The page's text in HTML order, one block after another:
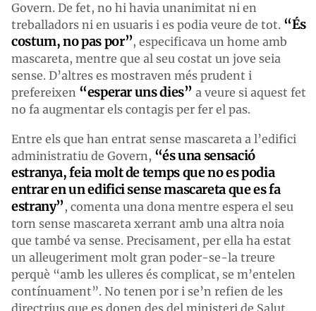
Govern. De fet, no hi havia unanimitat ni en
treballadors ni en usuaris i es podia veure de tot. “És
costum, no pas por”, especificava un home amb
mascareta, mentre que al seu costat un jove seia
sense. D’altres es mostraven més prudent i
prefereixen “esperar uns dies” a veure si aquest fet
no fa augmentar els contagis per fer el pas.
Entre els que han entrat sense mascareta a l’edifici
administratiu de Govern, “és una sensació
estranya, feia molt de temps que no es podia
entrar en un edifici sense mascareta que es fa
estrany”, comenta una dona mentre espera el seu
torn sense mascareta xerrant amb una altra noia
que també va sense. Precisament, per ella ha estat
un alleugeriment molt gran poder-se-la treure
perquè “amb les ulleres és complicat, se m’entelen
contínuament”. No tenen por i se’n refien de les
directrius que es donen des del ministeri de Salut.